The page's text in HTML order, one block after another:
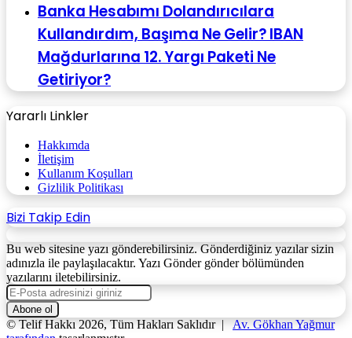
Banka Hesabımı Dolandırıcılara
Kullandırdım, Başıma Ne Gelir? IBAN
Mağdurlarına 12. Yargı Paketi Ne
Getiriyor?
Yararlı Linkler
Hakkımda
İletişim
Kullanım Koşulları
Gizlilik Politikası
Bizi Takip Edin
Bu web sitesine yazı gönderebilirsiniz. Gönderdiğiniz yazılar sizin
adınızla ile paylaşılacaktır. Yazı Gönder gönder bölümünden
yazılarını iletebilirsiniz.
E-
Posta
adresinizi
giriniz
© Telif Hakkı 2026, Tüm Hakları Saklıdır |Av. Gökhan Yağmur